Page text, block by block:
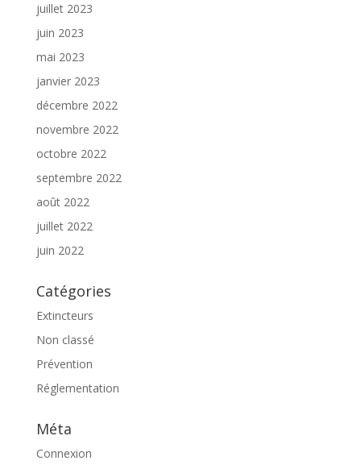
juillet 2023
juin 2023
mai 2023
janvier 2023
décembre 2022
novembre 2022
octobre 2022
septembre 2022
août 2022
juillet 2022
juin 2022
Catégories
Extincteurs
Non classé
Prévention
Réglementation
Méta
Connexion